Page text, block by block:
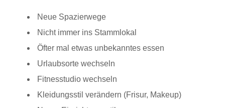
Neue Spazierwege
Nicht immer ins Stammlokal
Öfter mal etwas unbekanntes essen
Urlaubsorte wechseln
Fitnesstudio wechseln
Kleidungsstil verändern (Frisur, Makeup)